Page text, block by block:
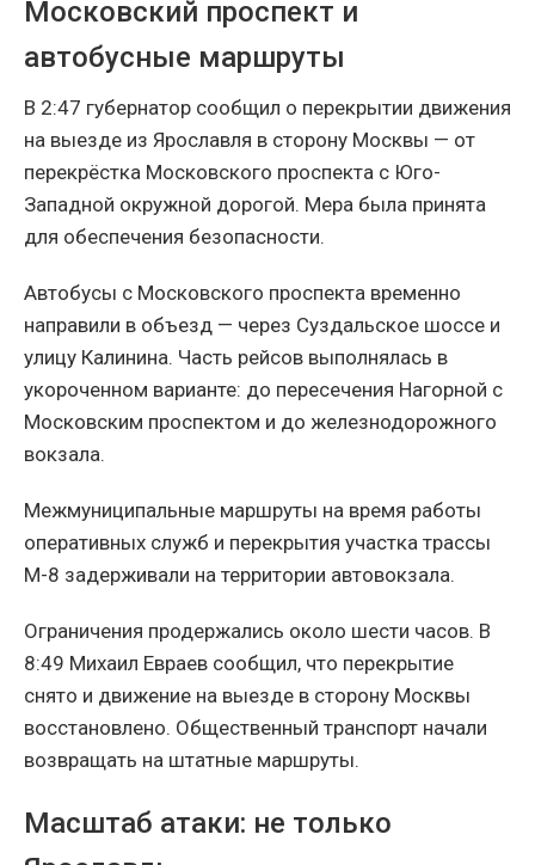
Московский проспект и
автобусные маршруты
В 2:47 губернатор сообщил о перекрытии движения
на выезде из Ярославля в сторону Москвы — от
перекрёстка Московского проспекта с Юго-
Западной окружной дорогой. Мера была принята
для обеспечения безопасности.
Автобусы с Московского проспекта временно
направили в объезд — через Суздальское шоссе и
улицу Калинина. Часть рейсов выполнялась в
укороченном варианте: до пересечения Нагорной с
Московским проспектом и до железнодорожного
вокзала.
Межмуниципальные маршруты на время работы
оперативных служб и перекрытия участка трассы
М-8 задерживали на территории автовокзала.
Ограничения продержались около шести часов. В
8:49 Михаил Евраев сообщил, что перекрытие
снято и движение на выезде в сторону Москвы
восстановлено. Общественный транспорт начали
возвращать на штатные маршруты.
Масштаб атаки: не только